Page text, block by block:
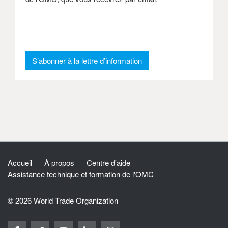
S’abonner à la lettre d’information: Newsletter
Accueil À propos
Centre d'aide
Assistance technique et formation de l'OMC
© 2026 World Trade Organization